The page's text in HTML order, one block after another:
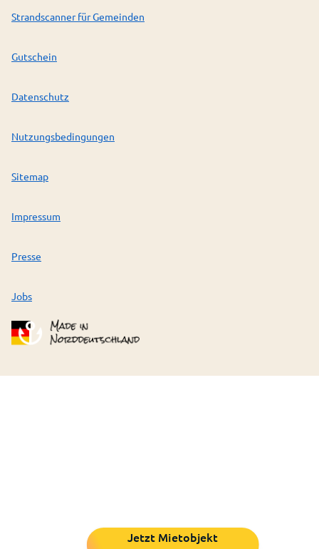
Jetzt Mietobjekt
Strandscanner für Gemeinden
Gutschein
Datenschutz
Nutzungsbedingungen
Sitemap
Impressum
Presse
Jobs